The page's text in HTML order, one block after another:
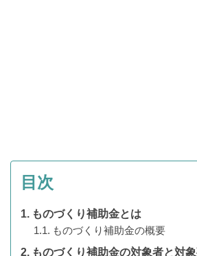
目次
ものづくり補助金とは
ものづくり補助金の概要
ものづくり補助金の対象者と対